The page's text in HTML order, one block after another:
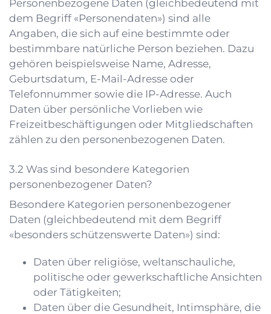
Personenbezogene Daten (gleichbedeutend mit
dem Begriff «Personendaten») sind alle
Angaben, die sich auf eine bestimmte oder
bestimmbare natürliche Person beziehen. Dazu
gehören beispielsweise Name, Adresse,
Geburtsdatum, E-Mail-Adresse oder
Telefonnummer sowie die IP-Adresse. Auch
Daten über persönliche Vorlieben wie
Freizeitbeschäftigungen oder Mitgliedschaften
zählen zu den personenbezogenen Daten.
Was sind besondere Kategorien
personenbezogener Daten?
Besondere Kategorien personenbezogener
Daten (gleichbedeutend mit dem Begriff
«besonders schützenswerte Daten») sind:
Daten über religiöse, weltanschauliche,
politische oder gewerkschaftliche Ansichten
oder Tätigkeiten;
Daten über die Gesundheit, Intimsphäre, die